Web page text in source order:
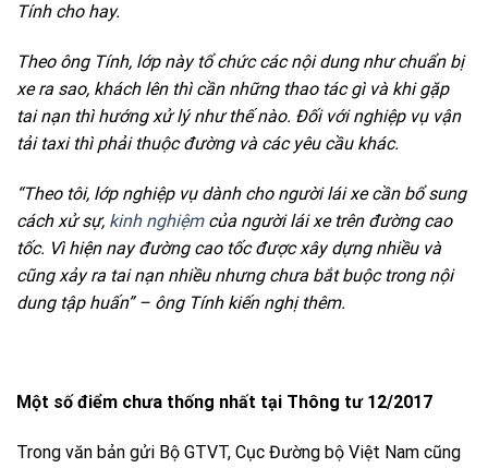
Tính cho hay.
Theo ông Tính, lớp này tổ chức các nội dung như chuẩn bị
xe ra sao, khách lên thì cần những thao tác gì và khi gặp
tai nạn thì hướng xử lý như thế nào. Đối với nghiệp vụ vận
tải taxi thì phải thuộc đường và các yêu cầu khác.
“Theo tôi, lớp nghiệp vụ dành cho người lái xe cần bổ sung
cách xử sự, kinh nghiệmcủa người lái xe trên đường cao
tốc. Vì hiện nay đường cao tốc được xây dựng nhiều và
cũng xảy ra tai nạn nhiều nhưng chưa bắt buộc trong nội
dung tập huấn” – ông Tính kiến nghị thêm.
Một số điểm chưa thống nhất tại Thông tư 12/2017
Trong văn bản gửi Bộ GTVT, Cục Đường bộ Việt Nam cũng